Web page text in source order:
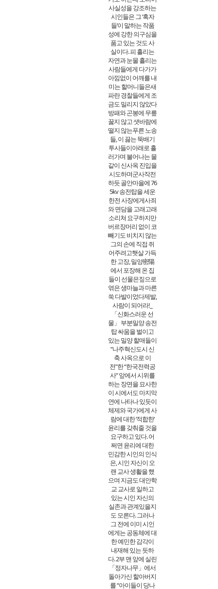
사실성을 강조하는
시인들은 그 ‘혹자
들’이 말하는 작품
성에 강한 의구심을
품고 있는 것도 사
실이다. 피 흘리는
자연과 눈물 흘리는
사람들에게 다가가
아낌없이 어깨를 내
미는 할머니들은새
파란 경찰들에게 조
금도 밀리지 않았다
방패와 곤봉에 무릎
꿇지 않고 샛바람에
떨지 않는푸른 노송
들, 이 끓는 뚝배기
투사들이아래로 흘
러가며 불어나는 물
같이 신사옥 진입을
시도하며군사작전
하듯 골안마을에 76
5kv 송전탑을 세운
한전 사장에게사죄
와 면담을 고래고래
소리쳐 요구하지만
버르장머리 없이 코
빼기도 비치지 않는
그의 손에 직접 쥐
어주려고햇살 가득
한 고장, 밀양密陽
에서 포장해 온 집
들이 선물은짚으로
엮은 생마늘과 마른
쑥 다발이었다제발,
사람이 되어라!_
「신화스러운 선
물」 부분밀양 송전
탑 싸움을 벌이고
있는 밀양 할매들이
“나주혁신도시 신
축 사옥으로 이
전”한 “한국전력공
사” 앞에서 시위를
하는 장면을 묘사한
이 시에서도 마지막
연에 나타나 있듯이
체제와 국가에게 사
람에 대한 ‘적합한’
윤리를 갖춰줄 것을
요구하고 있다. 어
쩌면 윤리에 대한
민감한 시인의 인식
은, 시인 자신이 오
랜 교사 생활을 했
으며 지금도 대안학
교 교사로 일하고
있는 시인 자신의
실존과 관계있을지
도 모른다. 그러나
그 전에 이미 시인
에게는 공동체에 대
한 예민한 감각이
내재해 있는 듯하
다. 2부 맨 앞에 실린
「정자나무」에서
돌아가신 할아버지
를 “아이들이 당나